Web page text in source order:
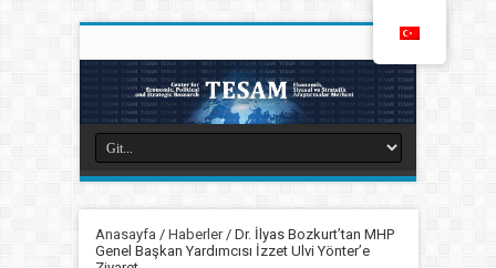
Anasayfa / Haberler/ Dr. İlyas Bozkurt’tan MHP
Genel Başkan Yardımcısı İzzet Ulvi Yönter’e